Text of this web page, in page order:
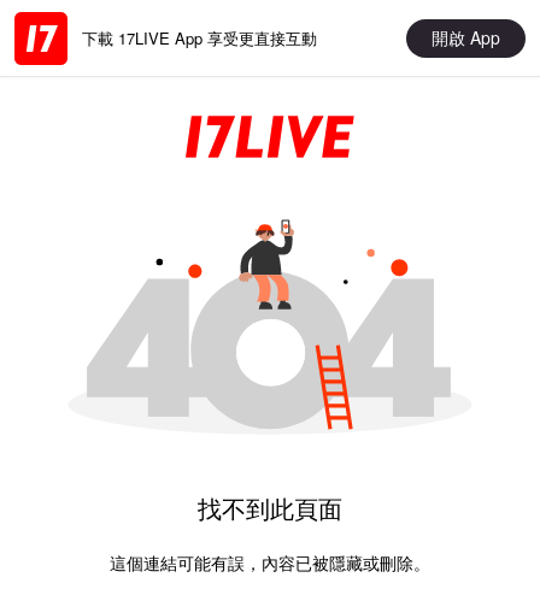
下載 17LIVE App 享受更直接互動 開啟 App
找不到此頁面
這個連結可能有誤，內容已被隱藏或刪除。